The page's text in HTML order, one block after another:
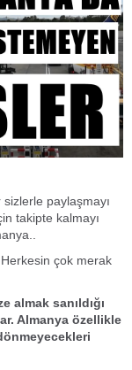
paylaşmayı
takipte kalmayı
Herkesin çok merak
sanıldığı
Almanya özellikle